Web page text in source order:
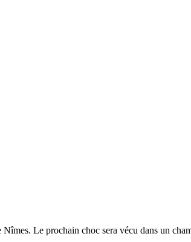
Le prochain choc sera vécu dans un